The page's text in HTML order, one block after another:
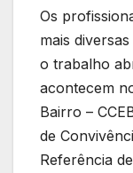
Os
mais
o trabalho
acontecem
Bairro –
de
Referência